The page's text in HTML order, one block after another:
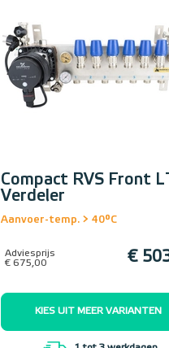
Compact RVS Front
Verdeler
Aanvoer-temp. > 40°C
Adviesprijs
€ 675,00
€
KIES UIT MEER VARIANTEN